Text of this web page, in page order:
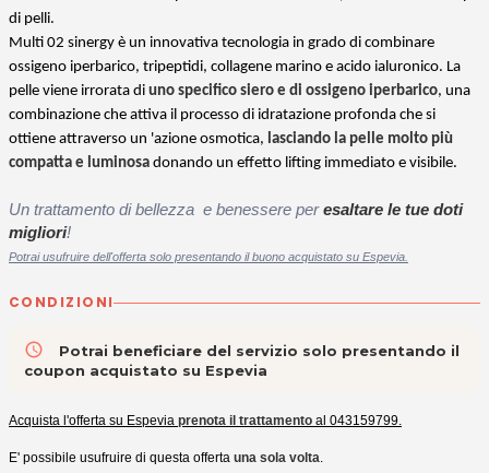
di pelli.
Multi 02 sinergy è un innovativa tecnologia in grado di combinare
ossigeno iperbarico, tripeptidi, collagene marino e acido ialuronico. La
pelle viene irrorata di uno specifico siero e di ossigeno iperbarico, una
combinazione che attiva il processo di idratazione profonda che si
ottiene attraverso un 'azione osmotica, lasciando la pelle molto più
compatta e luminosa donando un effetto lifting immediato e visibile.
Un trattamento di bellezza e benessere peresaltare le tue doti
migliori!
Potrai usufruire dell'offerta solo presentando il buono acquistato su Espevia.
CONDIZIONI
access_time
Potrai beneficiare del servizio solo presentando il
coupon acquistato su Espevia
Acquista l'offerta su Espevia prenota il trattamento al 043159799.
E' possibile usufruire di questa offerta una sola volta.